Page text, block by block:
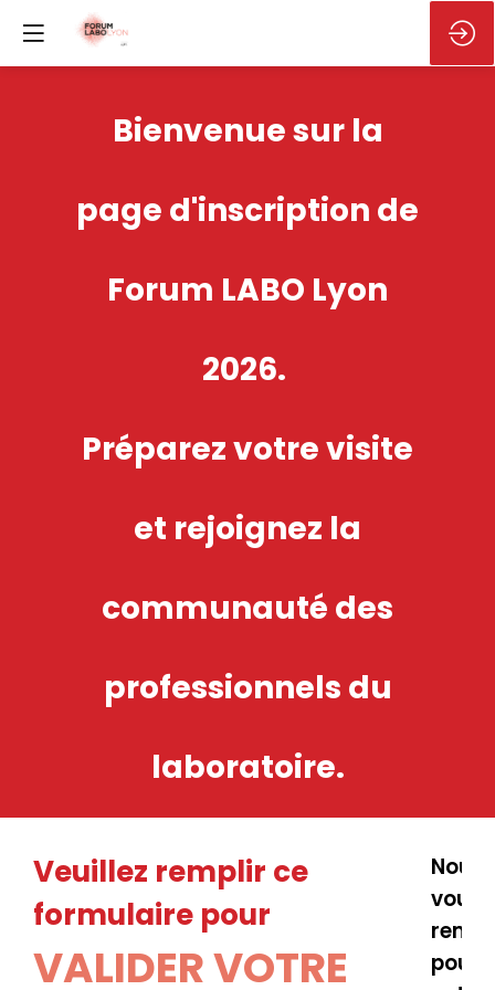
Bienvenue sur la
page d'inscription de
Forum LABO Lyon
2026.
Préparez votre visite
et rejoignez la
communauté des
professionnels du
laboratoire.
Veuillez remplir ce
formulaire pour
VALIDER VOTRE
Nous
vous
pour